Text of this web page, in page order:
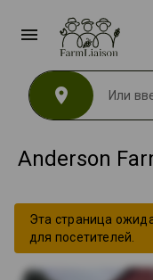
menu
location_on
Anderson
Эта страница
для посетителей.